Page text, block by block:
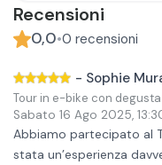
Recensioni
0,0•0 recensioni
- Sophie
Tour in e-bike con
Sabato 16 Ago 2025,
Abbiamo partecipato al
stata un’esperienza